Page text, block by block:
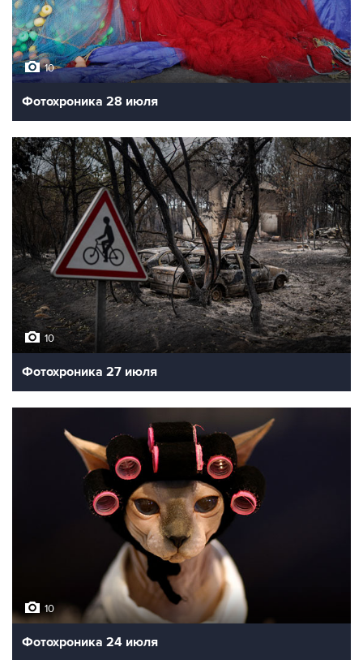
10
Фотохроника 28 июля
10
Фотохроника 27 июля
10
Фотохроника 24 июля